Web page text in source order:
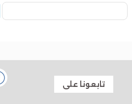
أحمدو ولد امباله
أحمدو ولد جلفون
أدما أردو حسن جاه
بحث
تابعونا على